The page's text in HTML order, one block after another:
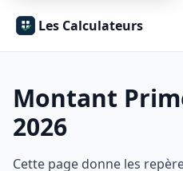
Les Calculateurs
Montant
2026
Cette page donne les